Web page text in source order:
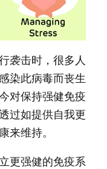
袭击时，很多人
染此病毒而丧生
对保持强健免疫
过如提供自我更
来维持。
更强健的免疫系